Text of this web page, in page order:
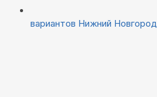
вариантов Нижний Новгород